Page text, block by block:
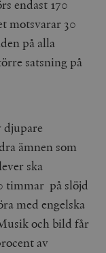
endast 170
motsvarar 30
på alla
satsning på
djupare
ämnen som
ska
timmar på slöjd
med engelska
och bild får
av